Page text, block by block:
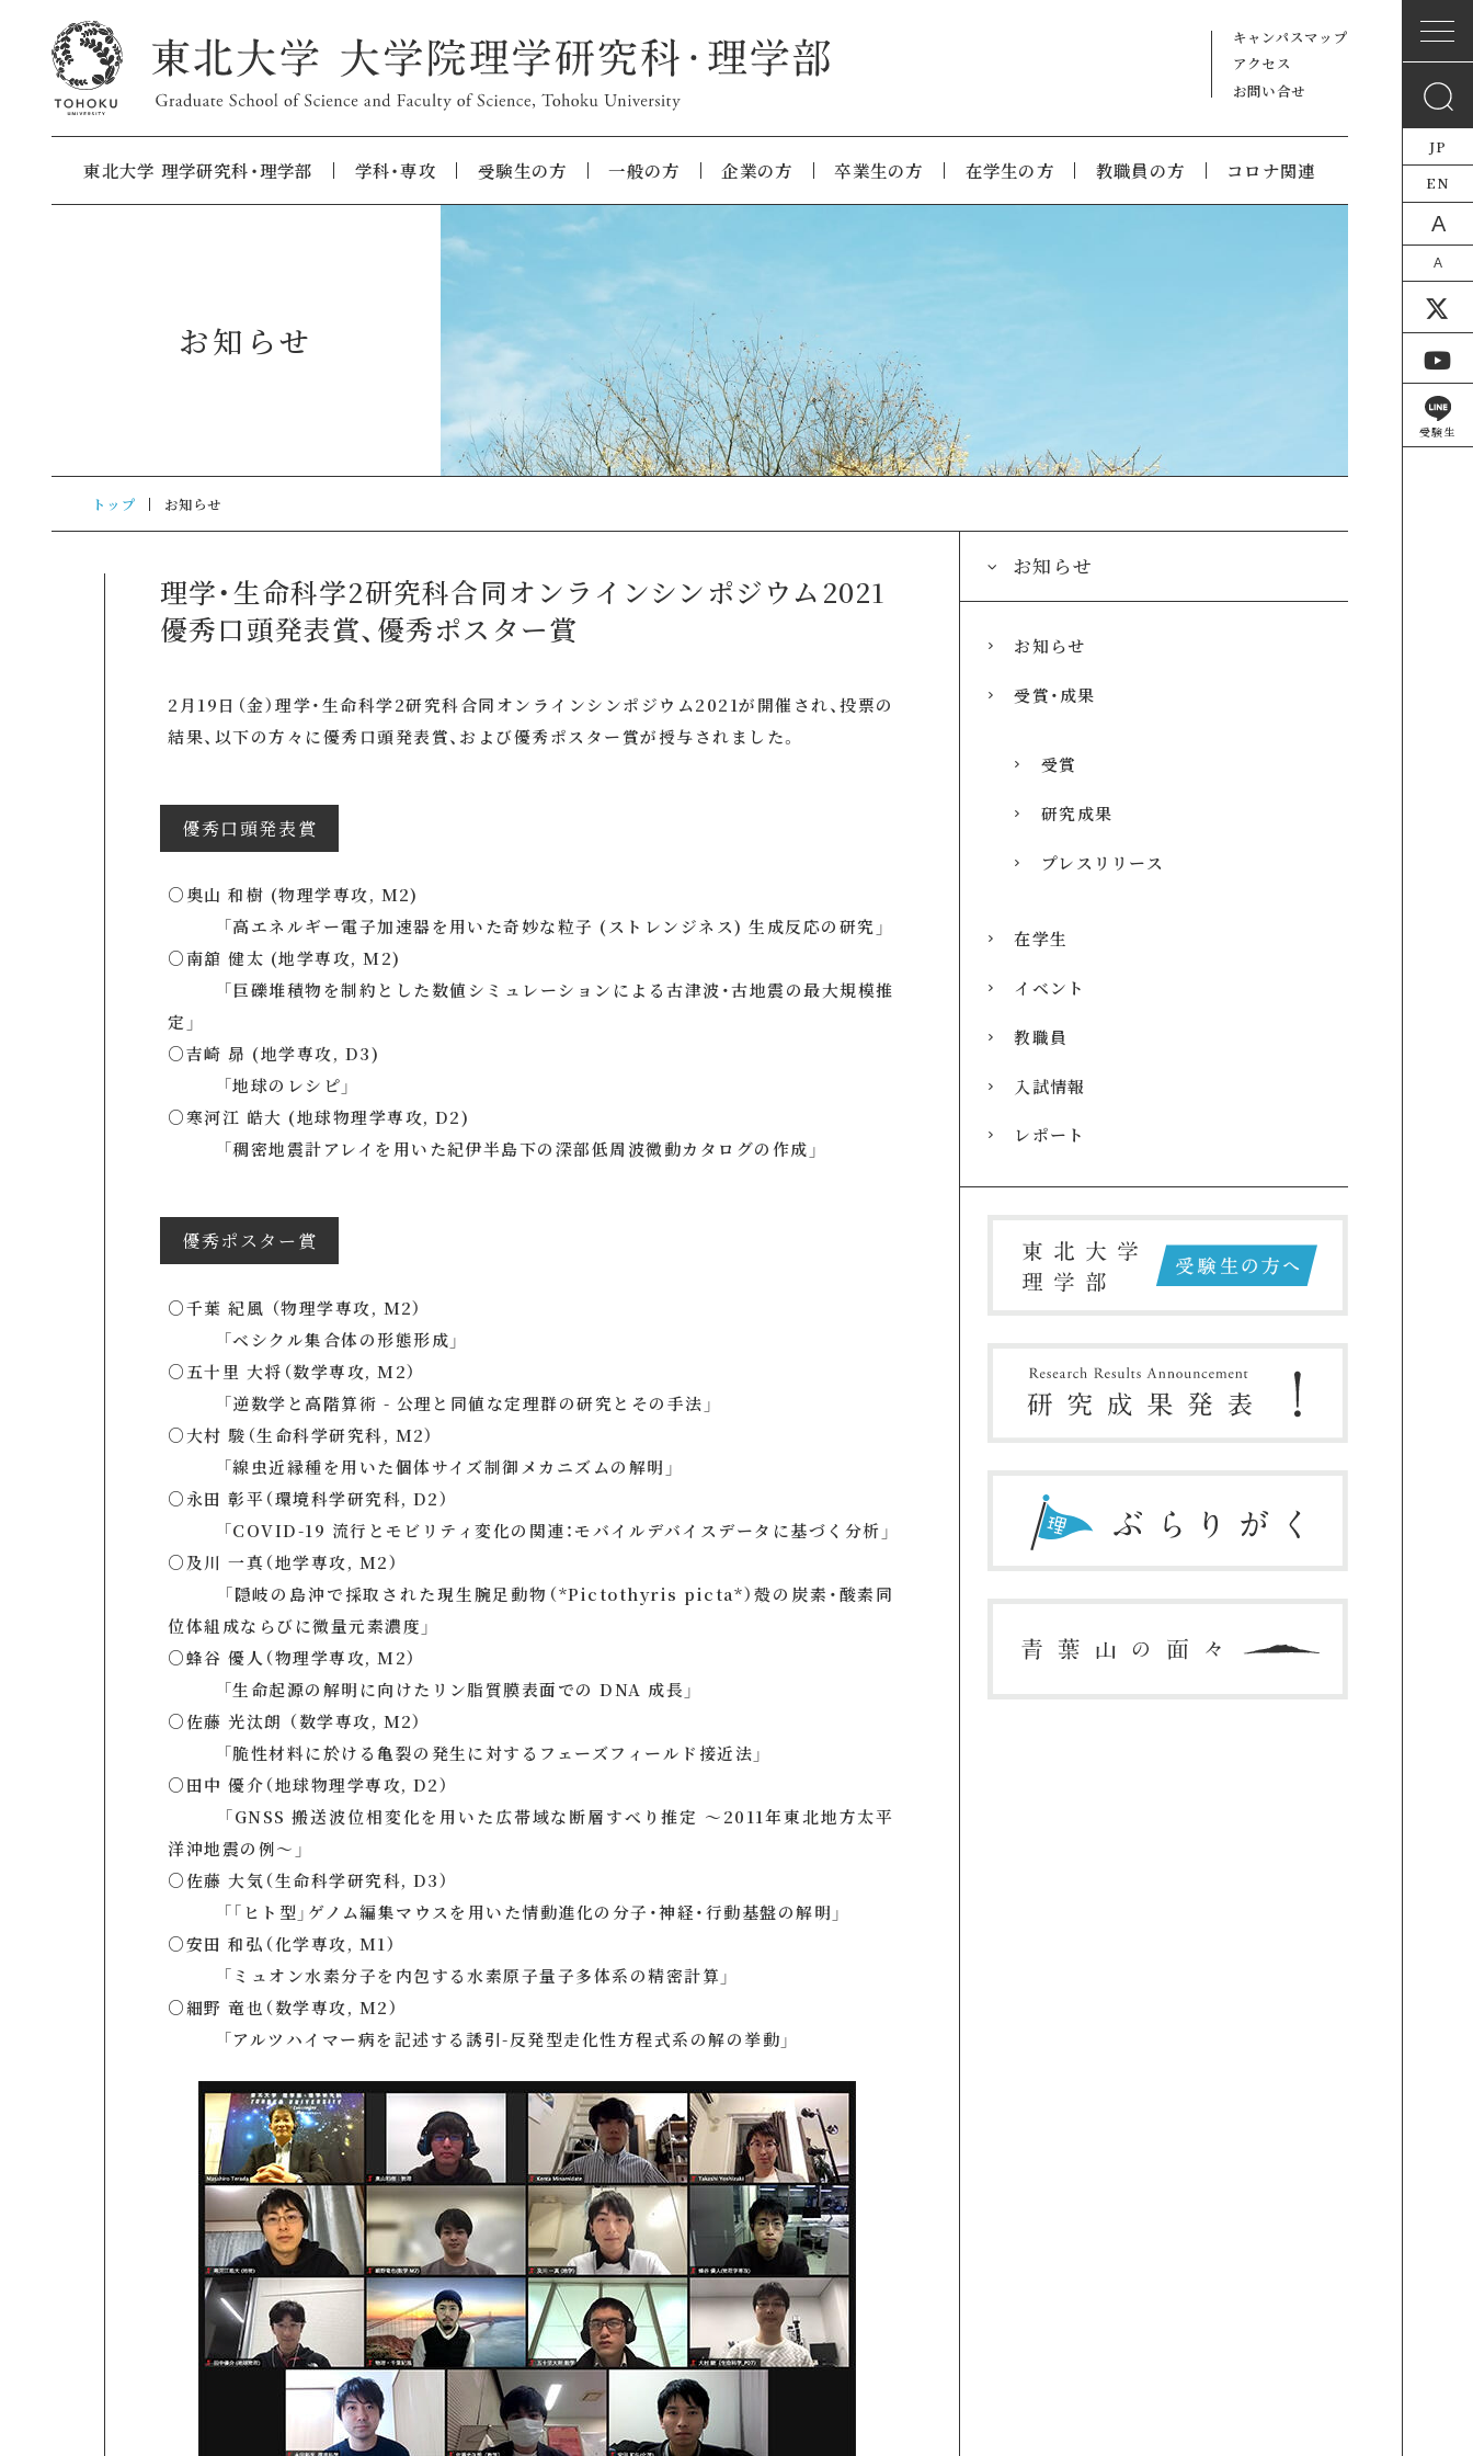
キャンパスマップ
アクセス
お問い合せ
東北大学 理学研究科・理学部 学科・専攻 受験生の方 一般の方 企業の方 卒業生の方 在学生の方 教職員の方 コロナ関連
お知らせ
トップ お知らせ
理学・生命科学2研究科合同オンラインシンポジウム2021
優秀口頭発表賞、優秀ポスター賞
2月19日（金）理学・生命科学2研究科合同オンラインシンポジウム2021が開催され、投票の
結果、以下の方々に優秀口頭発表賞、および優秀ポスター賞が授与されました。
優秀口頭発表賞
○奥山 和樹 (物理学専攻, M2)
「高エネルギー電子加速器を用いた奇妙な粒子 (ストレンジネス) 生成反応の研究」
○南舘 健太 (地学専攻, M2)
「巨礫堆積物を制約とした数値シミュレーションによる古津波・古地震の最大規模推
定」
○吉崎 昴 (地学専攻, D3)
「地球のレシピ」
○寒河江 皓大 (地球物理学専攻, D2)
「稠密地震計アレイを用いた紀伊半島下の深部低周波微動カタログの作成」
優秀ポスター賞
○千葉 紀風 （物理学専攻, M2）
「ベシクル集合体の形態形成」
○五十里 大将（数学専攻, M2）
「逆数学と高階算術 - 公理と同値な定理群の研究とその手法」
○大村 駿（生命科学研究科, M2）
「線虫近縁種を用いた個体サイズ制御メカニズムの解明」
○永田 彰平（環境科学研究科, D2）
「COVID-19 流行とモビリティ変化の関連：モバイルデバイスデータに基づく分析」
○及川 一真（地学専攻, M2）
「隠岐の島沖で採取された現生腕足動物（*Pictothyris picta*）殻の炭素・酸素同
位体組成ならびに微量元素濃度」
○蜂谷 優人（物理学専攻, M2）
「生命起源の解明に向けたリン脂質膜表面での DNA 成長」
○佐藤 光汰朗 （数学専攻, M2）
「脆性材料に於ける亀裂の発生に対するフェーズフィールド接近法」
○田中 優介（地球物理学専攻, D2）
「GNSS 搬送波位相変化を用いた広帯域な断層すべり推定 ～2011年東北地方太平
洋沖地震の例～」
○佐藤 大気（生命科学研究科, D3）
「「ヒト型」ゲノム編集マウスを用いた情動進化の分子・神経・行動基盤の解明」
○安田 和弘（化学専攻, M1）
「ミュオン水素分子を内包する水素原子量子多体系の精密計算」
○細野 竜也（数学専攻, M2）
「アルツハイマー病を記述する誘引-反発型走化性方程式系の解の挙動」
お知らせ
お知らせ
受賞・成果
受賞
研究成果
プレスリリース
在学生
イベント
教職員
入試情報
レポート
JP
EN
A
A
受験生